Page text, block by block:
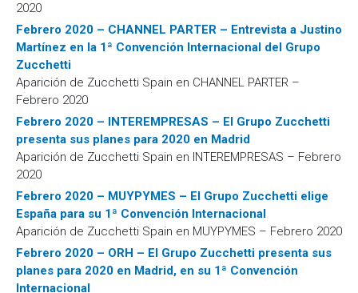
2020
Febrero 2020 – CHANNEL PARTER – Entrevista a Justino
Martínez en la 1ª Convención Internacional del Grupo
Zucchetti
Aparición de Zucchetti Spain en CHANNEL PARTER –
Febrero 2020
Febrero 2020 – INTEREMPRESAS – El Grupo Zucchetti
presenta sus planes para 2020 en Madrid
Aparición de Zucchetti Spain en INTEREMPRESAS – Febrero
2020
Febrero 2020 – MUYPYMES – El Grupo Zucchetti elige
España para su 1ª Convención Internacional
Aparición de Zucchetti Spain en MUYPYMES – Febrero 2020
Febrero 2020 – ORH – El Grupo Zucchetti presenta sus
planes para 2020 en Madrid, en su 1ª Convención
Internacional